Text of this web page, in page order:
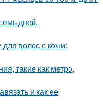
дней.
для волос с кожи:
такие как метро,
и как ее